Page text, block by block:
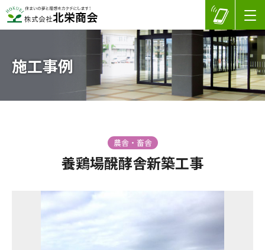
施工事例
農舎・畜舎
養鶏場醗酵舎新築工事